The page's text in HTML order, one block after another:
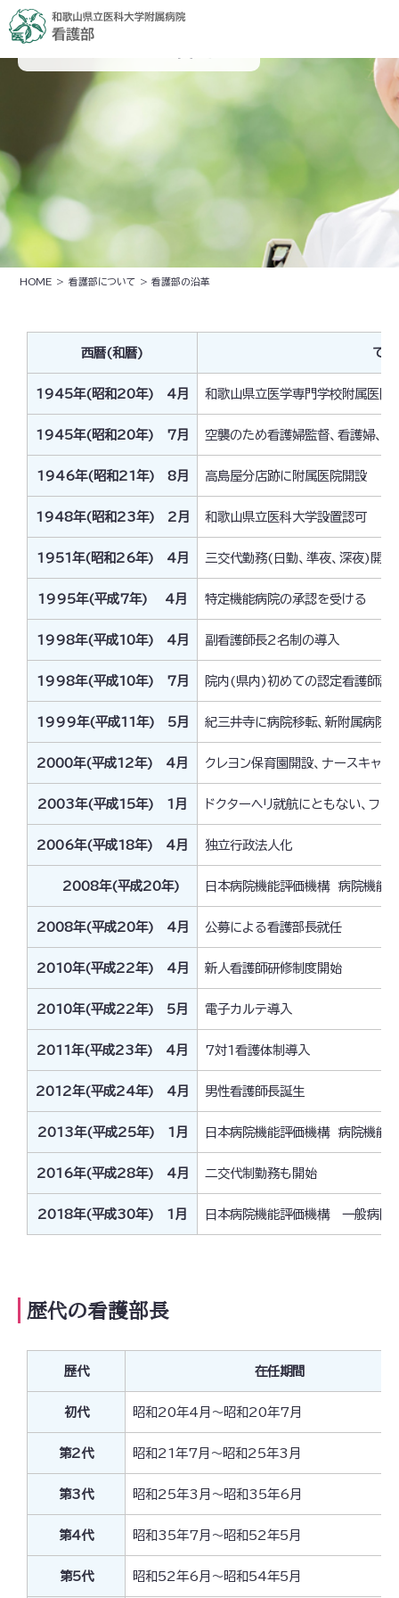
看護部の沿革
HOME > 看護部について > 看護部の沿革
西暦(和暦) で
1945年(昭和20年) 4月 和歌山県立医学専門学校附属医
1945年(昭和20年) 7月 空襲のため看護婦監督、看護婦、
1946年(昭和21年) 8月 高島屋分店跡に附属医院開設
1948年(昭和23年) 2月 和歌山県立医科大学設置認可
1951年(昭和26年) 4月 三交代勤務(日勤、準夜、深夜)開始
1995年(平成7年) 4月 特定機能病院の承認を受ける
1998年(平成10年) 4月 副看護師長2名制の導入
1998年(平成10年) 7月 院内(県内)初めての認定看護師誕
1999年(平成11年) 5月 紀三井寺に病院移転、新附属病院
2000年(平成12年) 4月 クレヨン保育園開設、ナースキャッ
2003年(平成15年) 1月 ドクターヘリ就航にともない、フラ
2006年(平成18年) 4月 独立行政法人化
2008年(平成20年) 日本病院機能評価機構 病院機能
2008年(平成20年) 4月 公募による看護部長就任
2010年(平成22年) 4月 新人看護師研修制度開始
2010年(平成22年) 5月 電子カルテ導入
2011年(平成23年) 4月 7対1看護体制導入
2012年(平成24年) 4月 男性看護師長誕生
2013年(平成25年) 1月 日本病院機能評価機構 病院機能
2016年(平成28年) 4月 二交代制勤務も開始
2018年(平成30年) 1月 日本病院機能評価機構 一般病院
歴代の看護部長
歴代 在任期間
初代 昭和20年4月～昭和20年7月
第2代 昭和21年7月～昭和25年3月
第3代 昭和25年3月～昭和35年6月
第4代 昭和35年7月～昭和52年5月
第5代 昭和52年6月～昭和54年5月